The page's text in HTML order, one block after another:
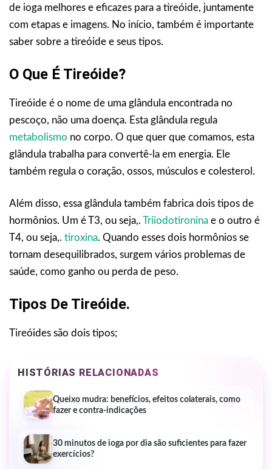
de ioga melhores e eficazes para a tireóide, juntamente
com etapas e imagens. No início, também é importante
saber sobre a tireóide e seus tipos.
O Que É Tireóide?
Tireóide é o nome de uma glândula encontrada no
pescoço, não uma doença. Esta glândula regula
metabolismo no corpo. O que quer que comamos, esta
glândula trabalha para convertê-la em energia. Ele
também regula o coração, ossos, músculos e colesterol.
Além disso, essa glândula também fabrica dois tipos de
hormônios. Um é T3, ou seja,. Triiodotironina e o outro é
T4, ou seja,. tiroxina. Quando esses dois hormônios se
tornam desequilibrados, surgem vários problemas de
saúde, como ganho ou perda de peso.
Tipos De Tireóide.
Tireóides são dois tipos;
HISTÓRIAS RELACIONADAS
Queixo mudra: benefícios, efeitos colaterais, como
fazer e contra-indicações
30 minutos de ioga por dia são suficientes para fazer
exercícios?